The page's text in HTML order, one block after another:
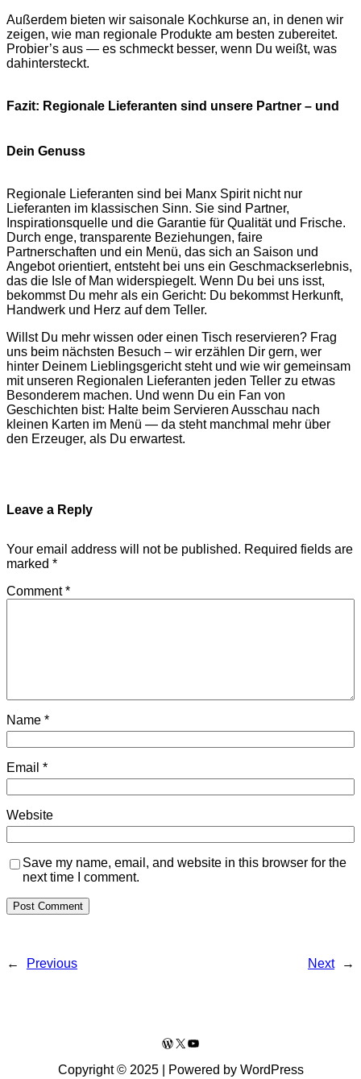
Außerdem bieten wir saisonale Kochkurse an, in denen wir
zeigen, wie man regionale Produkte am besten zubereitet.
Probier’s aus — es schmeckt besser, wenn Du weißt, was
dahintersteckt.
Fazit: Regionale Lieferanten sind unsere Partner – und
Dein Genuss
Regionale Lieferanten sind bei Manx Spirit nicht nur
Lieferanten im klassischen Sinn. Sie sind Partner,
Inspirationsquelle und die Garantie für Qualität und Frische.
Durch enge, transparente Beziehungen, faire
Partnerschaften und ein Menü, das sich an Saison und
Angebot orientiert, entsteht bei uns ein Geschmackserlebnis,
das die Isle of Man widerspiegelt. Wenn Du bei uns isst,
bekommst Du mehr als ein Gericht: Du bekommst Herkunft,
Handwerk und Herz auf dem Teller.
Willst Du mehr wissen oder einen Tisch reservieren? Frag
uns beim nächsten Besuch – wir erzählen Dir gern, wer
hinter Deinem Lieblingsgericht steht und wie wir gemeinsam
mit unseren Regionalen Lieferanten jeden Teller zu etwas
Besonderem machen. Und wenn Du ein Fan von
Geschichten bist: Halte beim Servieren Ausschau nach
kleinen Karten im Menü — da steht manchmal mehr über
den Erzeuger, als Du erwartest.
Leave a Reply
Your email address will not be published. Required fields are
marked *
Comment*
Name *
Email *
Website
Save my name, email, and website in this browser for the
next time I comment.
← Previous Next →
WordPress
X YouTube
Copyright © 2025 | Powered by WordPress